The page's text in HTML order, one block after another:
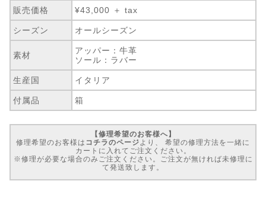
販売価格 ¥43,000 ＋ tax
シーズン オールシーズン
素材
アッパー：牛革
ソール：ラバー
生産国 イタリア
付属品 箱
【修理希望のお客様へ】
修理希望のお客様は コチラのページ より、 希望の修理方法を一緒に
カートに入れてご注文ください。
※修理が必要な場合のみご注文ください。ご注文が無ければ未修理に
て発送致します。